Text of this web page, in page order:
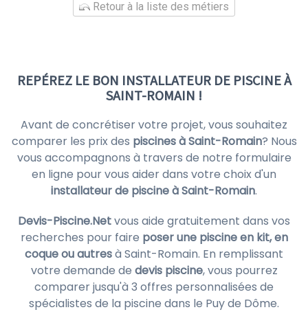
Retour à la liste des métiers
REPÉREZ LE BON INSTALLATEUR DE PISCINE À
SAINT-ROMAIN !
Avant de concrétiser votre projet, vous souhaitez
comparer les prix des piscines à Saint-Romain? Nous
vous accompagnons à travers de notre formulaire
en ligne pour vous aider dans votre choix d'un
installateur de piscine à Saint-Romain.
Devis-Piscine.Netvous aide gratuitement dans vos
recherches pour faire poser une piscine en kit, en
coque ou autresà Saint-Romain. En remplissant
votre demande de devis piscine, vous pourrez
comparer jusqu'à 3 offres personnalisées de
spécialistes de la piscine dans le Puy de Dôme.